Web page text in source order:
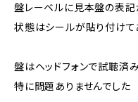
盤レーベルに見本盤の表記
状態はシールが貼り付けて
盤はヘッドフォンで試聴済
特に問題ありませんでした